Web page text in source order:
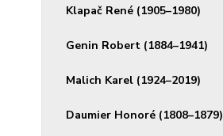
Klapač René (1905–1980)
Genin Robert (1884–1941)
Malich Karel (1924–2019)
Daumier Honoré (1808–1879)